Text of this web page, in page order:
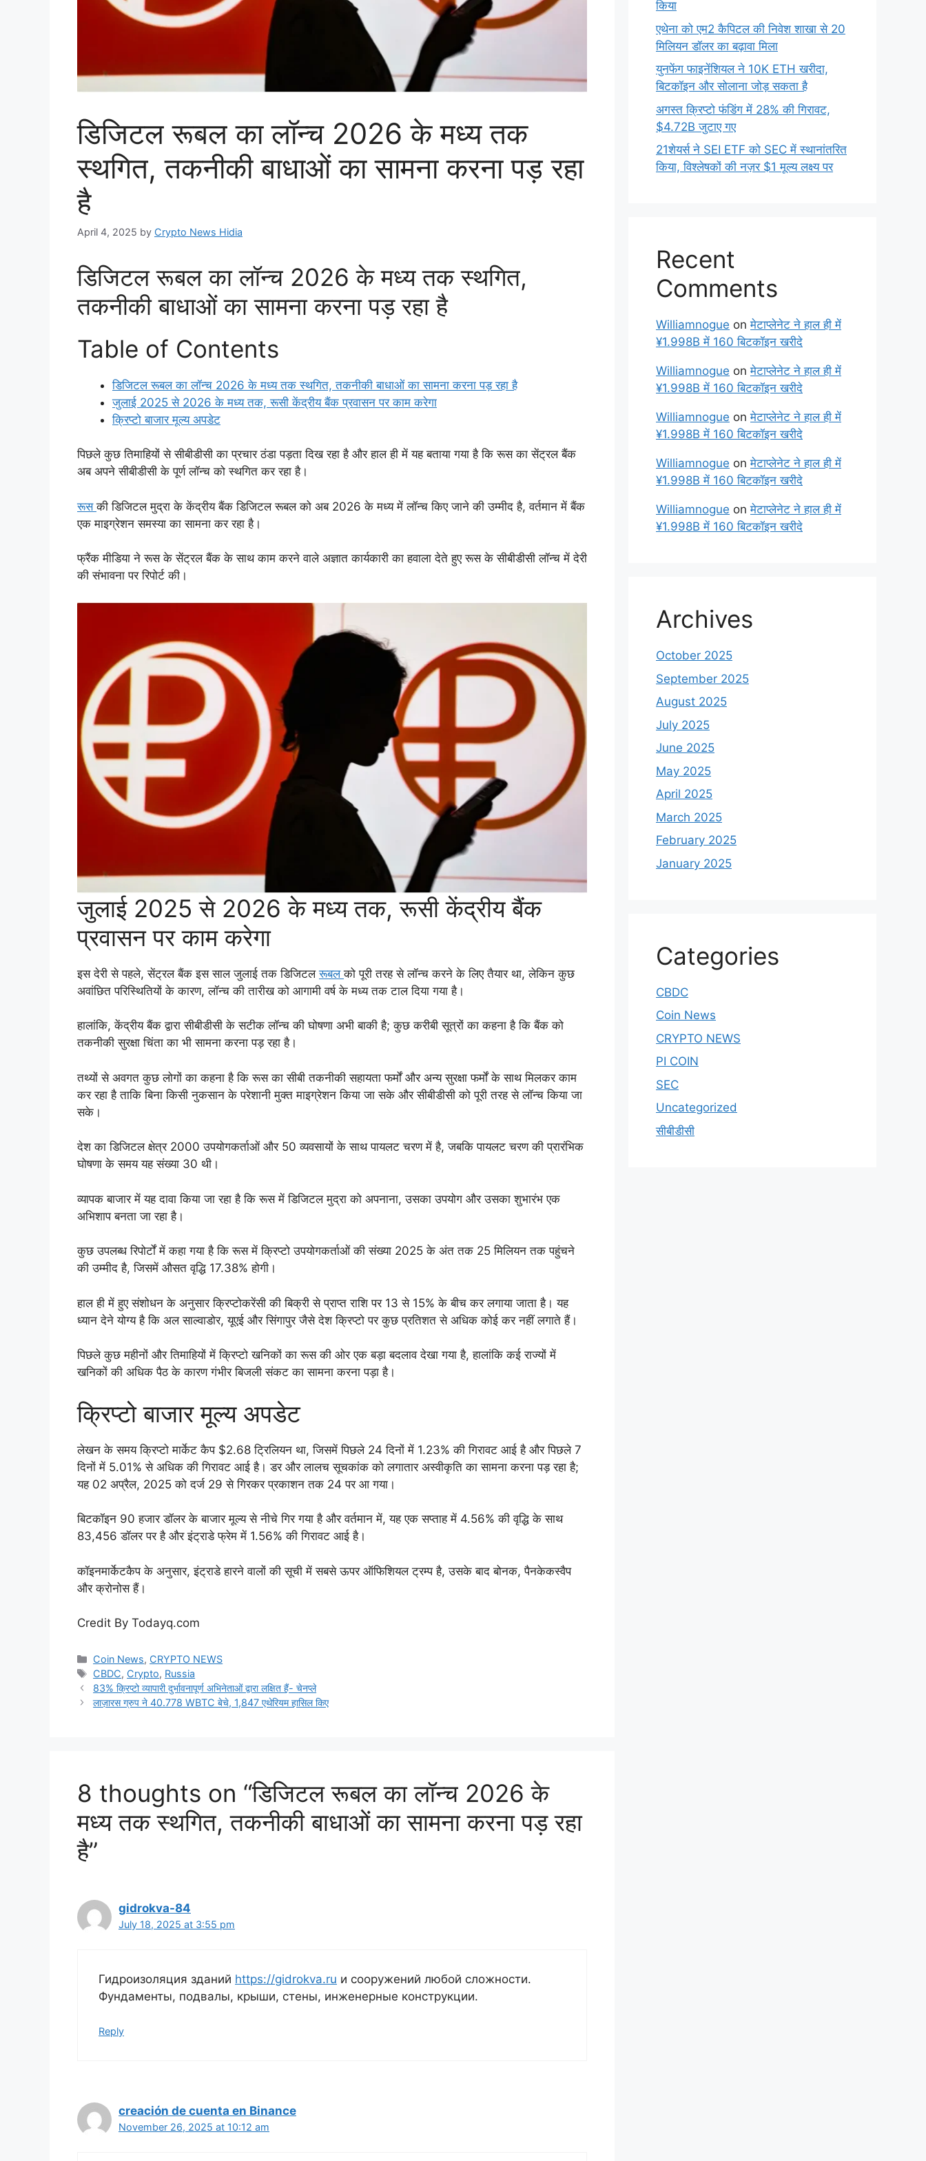
डिजिटल रूबल का लॉन्च 2026 के मध्य तक
स्थगित, तकनीकी बाधाओं का सामना करना पड़ रहा
है
April 4, 2025 by Crypto News Hidia
डिजिटल रूबल का लॉन्च 2026 के मध्य तक स्थगित,
तकनीकी बाधाओं का सामना करना पड़ रहा है
Table of Contents
डिजिटल रूबल का लॉन्च 2026 के मध्य तक स्थगित, तकनीकी बाधाओं का सामना करना पड़ रहा है
जुलाई 2025 से 2026 के मध्य तक, रूसी केंद्रीय बैंक प्रवासन पर काम करेगा
क्रिप्टो बाजार मूल्य अपडेट
पिछले कुछ तिमाहियों से सीबीडीसी का प्रचार ठंडा पड़ता दिख रहा है और हाल ही में यह बताया गया है कि रूस का सेंट्रल बैंक
अब अपने सीबीडीसी के पूर्ण लॉन्च को स्थगित कर रहा है।
रूसकी डिजिटल मुद्रा के केंद्रीय बैंक डिजिटल रूबल को अब 2026 के मध्य में लॉन्च किए जाने की उम्मीद है, वर्तमान में बैंक
एक माइग्रेशन समस्या का सामना कर रहा है।
फ्रैंक मीडिया ने रूस के सेंट्रल बैंक के साथ काम करने वाले अज्ञात कार्यकारी का हवाला देते हुए रूस के सीबीडीसी लॉन्च में देरी
की संभावना पर रिपोर्ट की।
जुलाई 2025 से 2026 के मध्य तक, रूसी केंद्रीय बैंक
प्रवासन पर काम करेगा
इस देरी से पहले, सेंट्रल बैंक इस साल जुलाई तक डिजिटलरूबलको पूरी तरह से लॉन्च करने के लिए तैयार था, लेकिन कुछ
अवांछित परिस्थितियों के कारण, लॉन्च की तारीख को आगामी वर्ष के मध्य तक टाल दिया गया है।
हालांकि, केंद्रीय बैंक द्वारा सीबीडीसी के सटीक लॉन्च की घोषणा अभी बाकी है; कुछ करीबी सूत्रों का कहना है कि बैंक को
तकनीकी सुरक्षा चिंता का भी सामना करना पड़ रहा है।
तथ्यों से अवगत कुछ लोगों का कहना है कि रूस का सीबी तकनीकी सहायता फर्मों और अन्य सुरक्षा फर्मों के साथ मिलकर काम
कर रहा है ताकि बिना किसी नुकसान के परेशानी मुक्त माइग्रेशन किया जा सके और सीबीडीसी को पूरी तरह से लॉन्च किया जा
सके।
देश का डिजिटल क्षेत्र 2000 उपयोगकर्ताओं और 50 व्यवसायों के साथ पायलट चरण में है, जबकि पायलट चरण की प्रारंभिक
घोषणा के समय यह संख्या 30 थी।
व्यापक बाजार में यह दावा किया जा रहा है कि रूस में डिजिटल मुद्रा को अपनाना, उसका उपयोग और उसका शुभारंभ एक
अभिशाप बनता जा रहा है।
कुछ उपलब्ध रिपोर्टों में कहा गया है कि रूस में क्रिप्टो उपयोगकर्ताओं की संख्या 2025 के अंत तक 25 मिलियन तक पहुंचने
की उम्मीद है, जिसमें औसत वृद्धि 17.38% होगी।
हाल ही में हुए संशोधन के अनुसार क्रिप्टोकरेंसी की बिक्री से प्राप्त राशि पर 13 से 15% के बीच कर लगाया जाता है। यह
ध्यान देने योग्य है कि अल साल्वाडोर, यूएई और सिंगापुर जैसे देश क्रिप्टो पर कुछ प्रतिशत से अधिक कोई कर नहीं लगाते हैं।
पिछले कुछ महीनों और तिमाहियों में क्रिप्टो खनिकों का रूस की ओर एक बड़ा बदलाव देखा गया है, हालांकि कई राज्यों में
खनिकों की अधिक पैठ के कारण गंभीर बिजली संकट का सामना करना पड़ा है।
क्रिप्टो बाजार मूल्य अपडेट
लेखन के समय क्रिप्टो मार्केट कैप $2.68 ट्रिलियन था, जिसमें पिछले 24 दिनों में 1.23% की गिरावट आई है और पिछले 7
दिनों में 5.01% से अधिक की गिरावट आई है। डर और लालच सूचकांक को लगातार अस्वीकृति का सामना करना पड़ रहा है;
यह 02 अप्रैल, 2025 को दर्ज 29 से गिरकर प्रकाशन तक 24 पर आ गया।
बिटकॉइन 90 हजार डॉलर के बाजार मूल्य से नीचे गिर गया है और वर्तमान में, यह एक सप्ताह में 4.56% की वृद्धि के साथ
83,456 डॉलर पर है और इंट्राडे फ्रेम में 1.56% की गिरावट आई है।
कॉइनमार्केटकैप के अनुसार, इंट्राडे हारने वालों की सूची में सबसे ऊपर ऑफिशियल ट्रम्प है, उसके बाद बोनक, पैनकेकस्वैप
और क्रोनोस हैं।
Credit By Todayq.com
Categories
Coin News, CRYPTO NEWS
Tags
CBDC, Crypto, Russia
83% क्रिप्टो व्यापारी दुर्भावनापूर्ण अभिनेताओं द्वारा लक्षित हैं- चेनप्ले
लाज़ारस ग्रुप ने 40.778 WBTC बेचे, 1,847 एथेरियम हासिल किए
8 thoughts on “डिजिटल रूबल का लॉन्च 2026 के
मध्य तक स्थगित, तकनीकी बाधाओं का सामना करना पड़ रहा
है”
gidrokva-84
July 18, 2025 at 3:55 pm
Гидроизоляция зданий https://gidrokva.ru и сооружений любой сложности.
Фундаменты, подвалы, крыши, стены, инженерные конструкции.
Reply
creación de cuenta en Binance
November 26, 2025 at 10:12 am
किया
एथेना को एम2 कैपिटल की निवेश शाखा से 20
मिलियन डॉलर का बढ़ावा मिला
युनफेंग फाइनेंशियल ने 10K ETH खरीदा,
बिटकॉइन और सोलाना जोड़ सकता है
अगस्त क्रिप्टो फंडिंग में 28% की गिरावट,
$4.72B जुटाए गए
21शेयर्स ने SEI ETF को SEC में स्थानांतरित
किया, विश्लेषकों की नज़र $1 मूल्य लक्ष्य पर
Recent
Comments
Williamnogue onमेटाप्लेनेट ने हाल ही में
¥1.998B में 160 बिटकॉइन खरीदे
Williamnogue onमेटाप्लेनेट ने हाल ही में
¥1.998B में 160 बिटकॉइन खरीदे
Williamnogue onमेटाप्लेनेट ने हाल ही में
¥1.998B में 160 बिटकॉइन खरीदे
Williamnogue onमेटाप्लेनेट ने हाल ही में
¥1.998B में 160 बिटकॉइन खरीदे
Williamnogue onमेटाप्लेनेट ने हाल ही में
¥1.998B में 160 बिटकॉइन खरीदे
Archives
October 2025
September 2025
August 2025
July 2025
June 2025
May 2025
April 2025
March 2025
February 2025
January 2025
Categories
CBDC
Coin News
CRYPTO NEWS
PI COIN
SEC
Uncategorized
सीबीडीसी